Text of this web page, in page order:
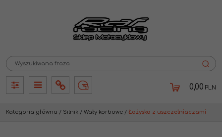
PanelPanelInfo Lang 0,00 PLN
Kategoria główna / Silnik / Wały korbowe / Łożyska z uszczelniaczami